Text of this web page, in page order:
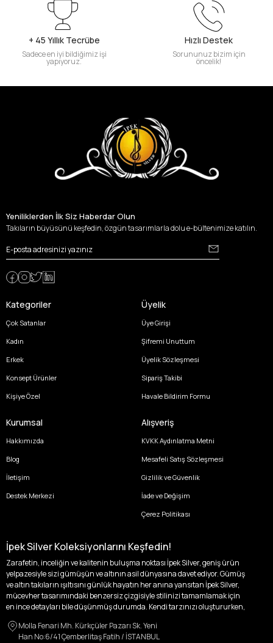
+ 45 Yıllık Tecrübe
Sadece en iyi bildiğimiz işi
yapıyoruz.
Hızlı Destek
Sorununuz bizim için
öncelik!
Yeniliklerden İlk Siz Haberdar Olun
Takıların büyüsünü keşfedin, özgün tasarımlarla dolu e-bültenimize katılın.
Kategoriler
Çok Satanlar
Kadın
Erkek
Konsept Ürünler
Kişiye Özel
Üyelik
Üye Girişi
Şifremi Unuttum
Üyelik Sözleşmesi
Sipariş Takibi
Havale Bildirim Formu
Kurumsal
Hakkımızda
Blog
İletişim
Destek Merkezi
Alışveriş
KVKK Aydınlatma Metni
Mesafeli Satış Sözleşmesi
Gizlilik ve Güvenlik
İade ve Değişim
Çerez Politikası
İpek Silver Koleksiyonlarını Keşfedin!
Zarafetin, inceliğin ve kalitenin buluşma noktası İpek Silver, geniş ürün
yelpazesiyle sizi gümüşün ve altının asil dünyasına davet ediyor. Gümüş
ve altın takıların ışıltısını günlük hayatın her anına yansıtan İpek Silver,
mücevher tasarımındaki benzersiz çizgisiyle stilinizi tamamlamak için
en ince detayları bile düşünmüş durumda. Kendi tarzınızı oluştururken,
özgünlüğünüzü ön plana çıkaracak tasarımlarımızla tanışın.
Molla Fenari Mh. Kürkçüler Pazarı Sk. Yeni
Han No:6/41 Çemberlitaş Fatih / İSTANBUL